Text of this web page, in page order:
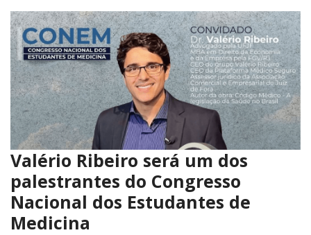
Valério Ribeiro será um dos
palestrantes do Congresso
Nacional dos Estudantes de
Medicina